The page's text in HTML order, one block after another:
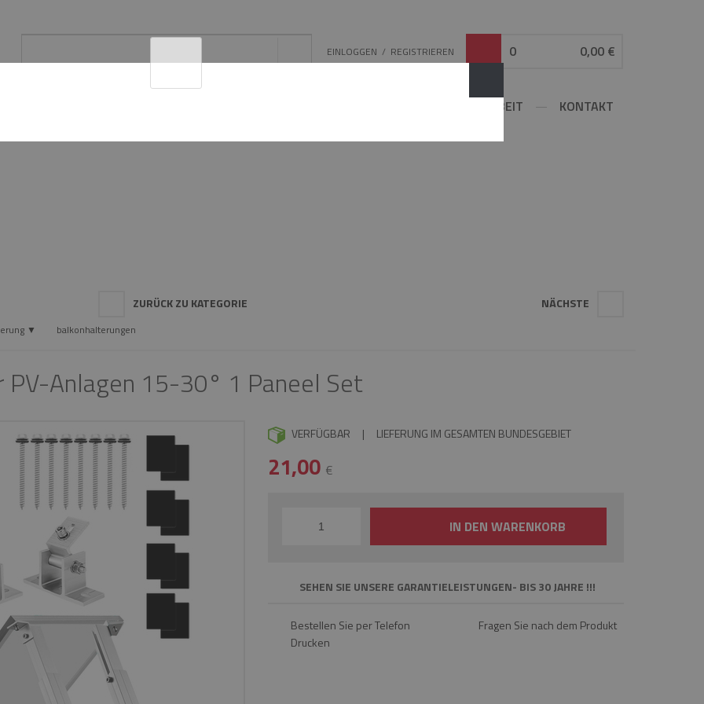
EINLOGGEN / REGISTRIEREN 0 0,00 €
ZUSAMMENARBEIT KONTAKT
ZURÜCK ZU KATEGORIE NÄCHSTE
▼ balkonhalterungen
Anlagen 15-30° 1 Paneel Set
VERFÜGBAR | LIEFERUNG IM GESAMTEN BUNDESGEBIET
21,00 €
IN DEN WARENKORB
SEHEN SIE UNSERE GARANTIELEISTUNGEN- BIS 30 JAHRE !!!
Bestellen Sie per Telefon
Fragen Sie nach dem Produkt
Drucken